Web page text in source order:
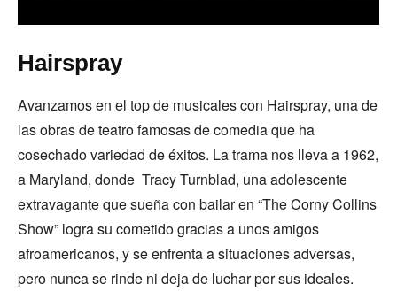
Hairspray
Avanzamos en el top de musicales con Hairspray, una de
las obras de teatro famosas de comedia que ha
cosechado variedad de éxitos. La trama nos lleva a 1962,
a Maryland, donde Tracy Turnblad, una adolescente
extravagante que sueña con bailar en “The Corny Collins
Show” logra su cometido gracias a unos amigos
afroamericanos, y se enfrenta a situaciones adversas,
pero nunca se rinde ni deja de luchar por sus ideales.